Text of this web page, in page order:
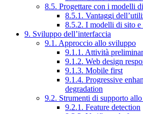
8.5. Progettare con i modelli
8.5.1. Vantaggi
8.5.2. I modelli di sito
9. Sviluppo dell’interfaccia
9.1. Approccio allo sviluppo
9.1.1. Attività
9.1.2. Web design
9.1.3. Mobile first
9.1.4. Progressive
degradation
9.2. Strumenti di supporto
9.2.1. Feature detection